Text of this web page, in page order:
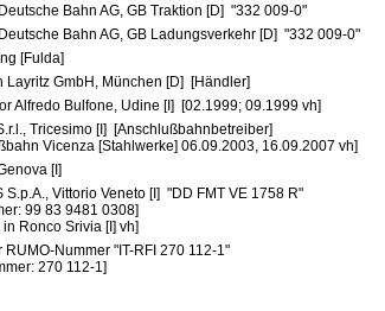
Bahn AG, GB Traktion [D] "332 009-0"
Bahn AG, GB Ladungsverkehr [D] "332 009-0"
[Fulda]
Layritz GmbH, München [D] [Händler]
Alfredo Bulfone, Udine [I] [02.1999; 09.1999 vh]
Tricesimo [I] [Anschlußbahnbetreiber]
Vicenza [Stahlwerke] 06.09.2003, 16.09.2007 vh]
[I]
S.p.A., Vittorio Veneto [I] "DD FMT VE 1758 R"
99 83 9481 0308]
Ronco Srivia [I] vh]
RUMO-Nummer "IT-RFI 270 112-1"
270 112-1]